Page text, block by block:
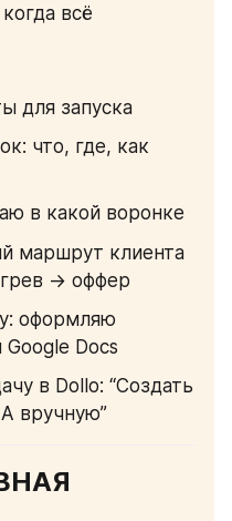
всё
для запуска
что, где, как
в какой воронке
маршрут клиента
→ оффер
оформляю
Docs
в Dollo: “Создать
вручную”